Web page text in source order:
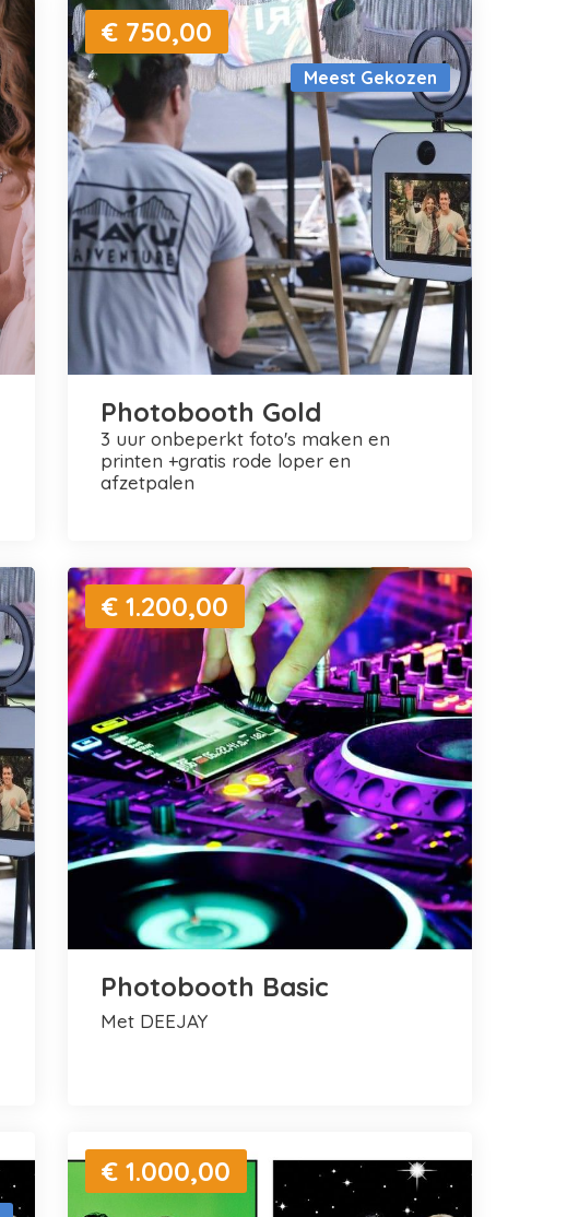
Meest Gekozen
€ 750,00
Photobooth Gold
3 uur onbeperkt foto's maken en
printen +gratis rode loper en
afzetpalen
€ 1.200,00
Photobooth Basic
met DEEJAY
€ 1.000,00